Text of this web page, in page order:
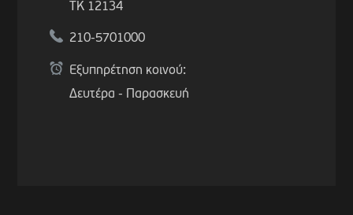
ΤΚ 12134
210-5701000
Εξυπηρέτηση κοινού:
Δευτέρα - Παρασκευή